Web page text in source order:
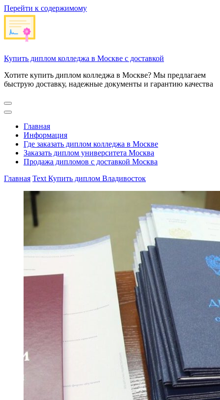
Перейти к содержимому
Купить диплом колледжа в Москве с доставкой
Хотите купить диплом колледжа в Москве? Мы предлагаем
быструю доставку, надежные документы и гарантию качества
Главная
Информация
Где заказать диплом колледжа в Москве
Заказать диплом университета Москва
Продажа дипломов с доставкой Москва
Главная Text Купить диплом Владивосток